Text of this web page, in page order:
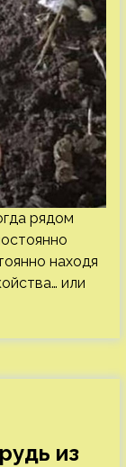
рядом
находя
или
из